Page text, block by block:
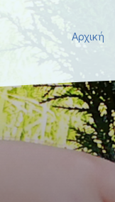
Αρχική